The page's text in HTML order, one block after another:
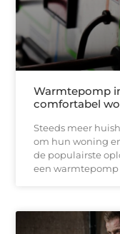
Warmtepomp
comfortabel
Steeds meer
om hun woning
de populairste
een